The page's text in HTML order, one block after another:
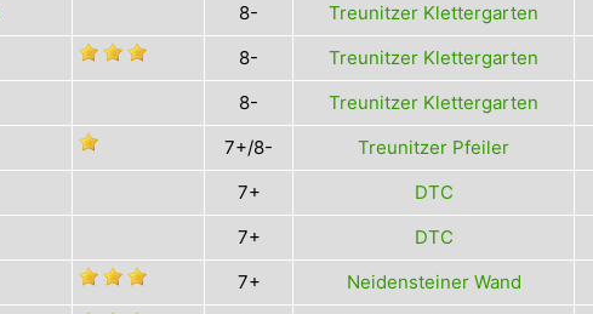
8- Treunitzer Klettergarten
8- Treunitzer Klettergarten
8- Treunitzer Klettergarten
7+/8- Treunitzer Pfeiler
7+ DTC
7+ DTC
7+ Neidensteiner Wand